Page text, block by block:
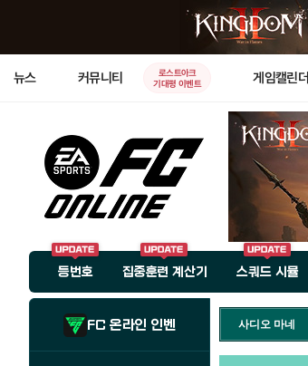
뉴스 커뮤니티
로스트아크
기대평 이벤트
게임캘린더
등번호 집중훈련 계산기 스쿼드 시뮬
FC 온라인 인벤 사디오 마네